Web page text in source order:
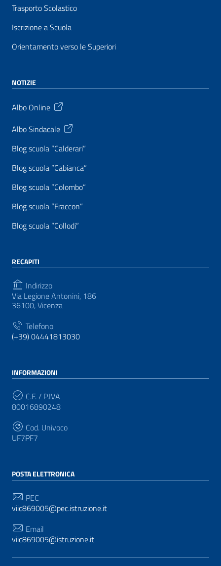
Trasporto Scolastico
Iscrizione a Scuola
Orientamento verso le Superiori
NOTIZIE
Albo Online
Albo Sindacale
Blog scuola “Calderari”
Blog scuola “Cabianca”
Blog scuola “Colombo”
Blog scuola “Fraccon”
Blog scuola “Collodi”
RECAPITI
Indirizzo
Via Legione Antonini, 186
36100, Vicenza
Telefono
(+39) 04441813030
INFORMAZIONI
C.F. / P.IVA
80016890248
Cod. Univoco
UF7PF7
POSTA ELETTRONICA
PEC
viic869005@pec.istruzione.it
Email
viic869005@istruzione.it